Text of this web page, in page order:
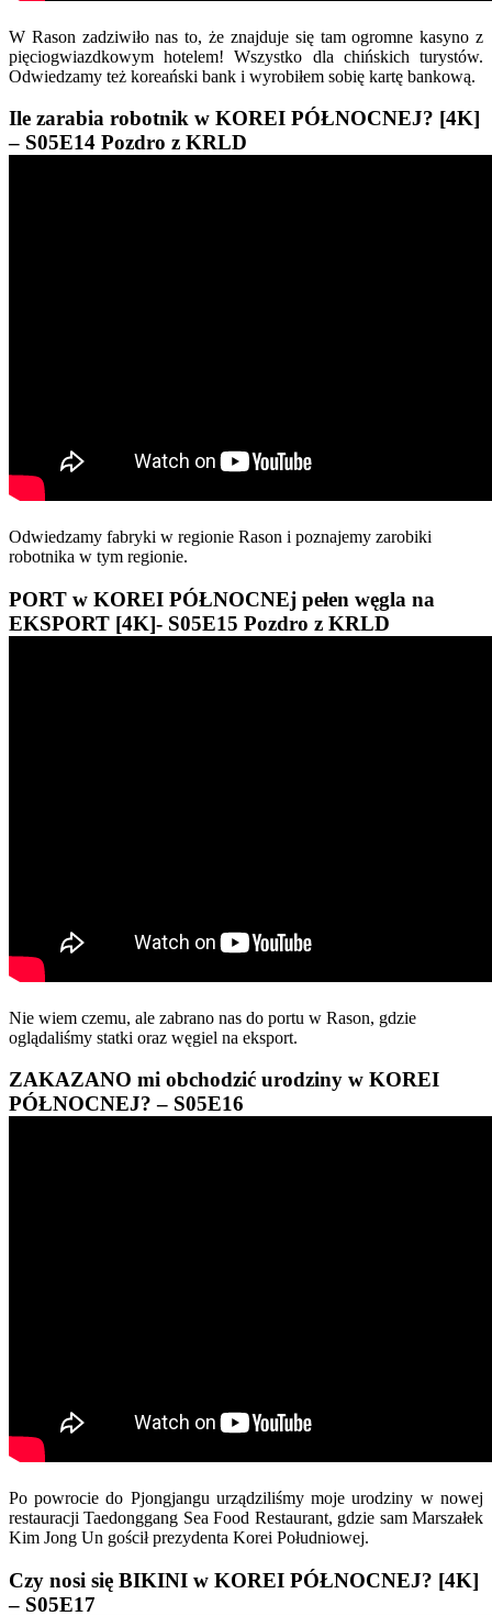
W Rason zadziwiło nas to, że znajduje się tam ogromne kasyno z
pięciogwiazdkowym hotelem! Wszystko dla chińskich turystów.
Odwiedzamy też koreański bank i wyrobiłem sobię kartę bankową.
Ile zarabia robotnik w KOREI PÓŁNOCNEJ? [4K]
– S05E14 Pozdro z KRLD
Odwiedzamy fabryki w regionie Rason i poznajemy zarobiki
robotnika w tym regionie.
PORT w KOREI PÓŁNOCNEj pełen węgla na
EKSPORT [4K]- S05E15 Pozdro z KRLD
Nie wiem czemu, ale zabrano nas do portu w Rason, gdzie
oglądaliśmy statki oraz węgiel na eksport.
ZAKAZANO mi obchodzić urodziny w KOREI
PÓŁNOCNEJ? – S05E16
Po powrocie do Pjongjangu urządziliśmy moje urodziny w nowej
restauracji Taedonggang Sea Food Restaurant, gdzie sam Marszałek
Kim Jong Un gościł prezydenta Korei Południowej.
Czy nosi się BIKINI w KOREI PÓŁNOCNEJ? [4K]
– S05E17